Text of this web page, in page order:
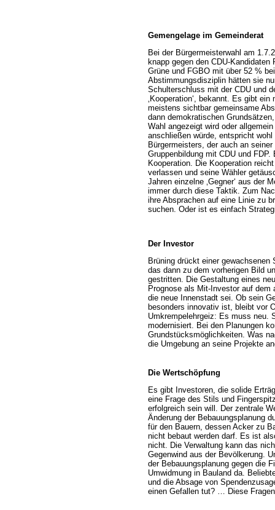
Gemengelage im Gemeinderat
Bei der Bürgermeisterwahl am
knapp gegen den CDU-
Grüne und FGBO mit über 52 %
Abstimmungsdisziplin hätten sie
Schulterschluss mit der CDU und
‚Kooperation‘, bekannt. Es gibt
meistens sichtbar gemeinsame
dann demokratischen
Wahl angezeigt wird oder
anschließen würde, entspricht
Bürgermeisters, der auch an
Gruppenbildung mit CDU und
Kooperation. Die Kooperation
verlassen und seine Wähler
Jahren einzelne ‚Gegner‘ aus der
immer durch diese Taktik. Zum
ihre Absprachen auf eine Linie zu
suchen. Oder ist es einfach
Der Investor
Brüning drückt einer
das dann zu dem vorherigen Bild
gestritten. Die Gestaltung eines
Prognose als Mit-Investor auf
die neue Innenstadt sei. Ob sein
besonders innovativ ist, bleibt vor
Umkrempelehrgeiz: Es muss neu.
modernisiert. Bei den Planungen
Grundstücksmöglichkeiten. Was
die Umgebung an seine Projekte
Die Wertschöpfung
Es gibt Investoren, die solide
eine Frage des Stils und
erfolgreich sein will. Der zentrale
Änderung der Bebauungsplanung
für den Bauern, dessen Acker zu
nicht bebaut werden darf. Es ist
nicht. Die Verwaltung kann das
Gegenwind aus der Bevölkerung.
der Bebauungsplanung gegen die
Umwidmung in Bauland da.
und die Absage von
einen Gefallen tut? … Diese